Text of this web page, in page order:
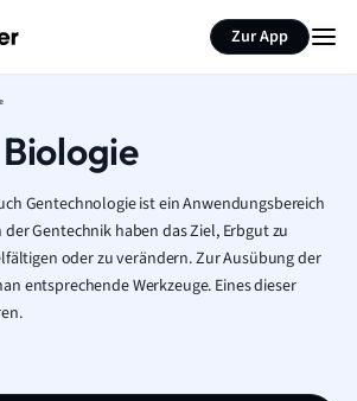
Zur App
Gentechnologie ist ein Anwendungsbereich
Gentechnik haben das Ziel, Erbgut zu
oder zu verändern. Zur Ausübung der
entsprechende Werkzeuge. Eines dieser
Seite zusammenfassen